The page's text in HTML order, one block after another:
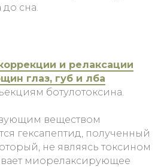
до сна.
и релаксации
глаз, губ и лба
ботулотоксина.
веществом
гексапептид, полученный
не являясь токсином
миорелаксирующее